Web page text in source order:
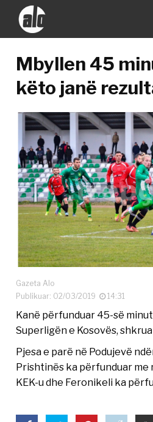
Mbyllen 45
këto janë
Gazeta Alo
Publikuar: 02/03/2019
14:31
Kanë përfunduar 45-së
Superligën e Kosovës,
Pjesa e parë në Podujevë
Prishtinës ka përfunduar me
KEK-u dhe Feronikeli ka